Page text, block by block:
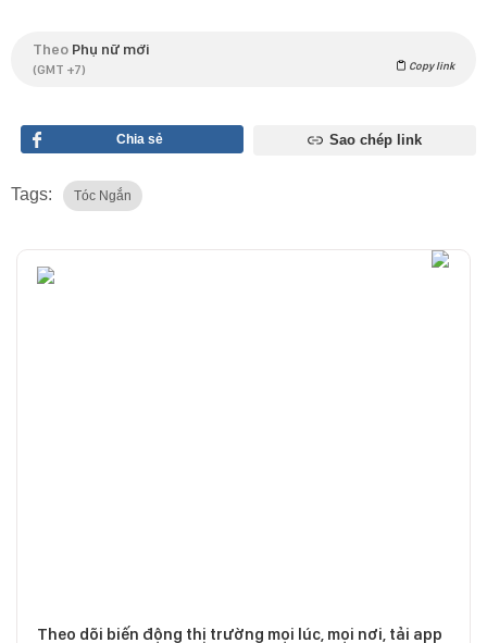
Theo Phụ nữ mới
(GMT +7) Copy link
Chia sẻ Sao chép link
Tags: Tóc Ngắn
Theo dõi biến động thị trường mọi lúc, mọi nơi, tải app